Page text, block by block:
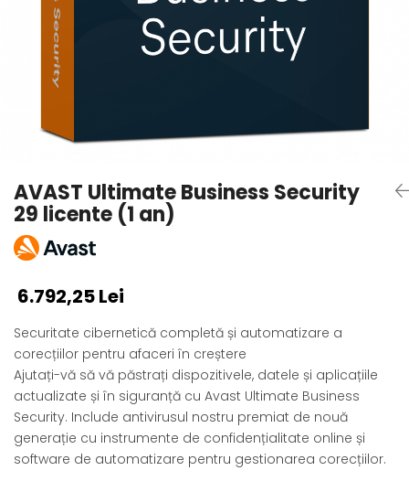
AVAST Driver Updater
AVAST SecureLine VPN
AVAST AntiTrack Premium
AVAST Ultimate Business Security
29 licente (1 an)
6.792,25 Lei
Securitate cibernetică completă și automatizare a
corecțiilor pentru afaceri în creștere
Ajutați-vă să vă păstrați dispozitivele, datele și aplicațiile
actualizate și în siguranță cu Avast Ultimate Business
Security. Include antivirusul nostru premiat de nouă
generație cu instrumente de confidențialitate online și
software de automatizare pentru gestionarea corecțiilor.